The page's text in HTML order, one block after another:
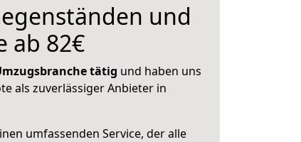
und
ab 82€
tätig und haben uns
als zuverlässiger Anbieter in
umfassenden Service, der alle